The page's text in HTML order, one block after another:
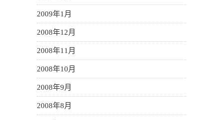
2009年1月
2008年12月
2008年11月
2008年10月
2008年9月
2008年8月